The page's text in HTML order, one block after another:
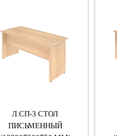
Л.СП-3 СТОЛ
ПИСЬМЕННЫЙ